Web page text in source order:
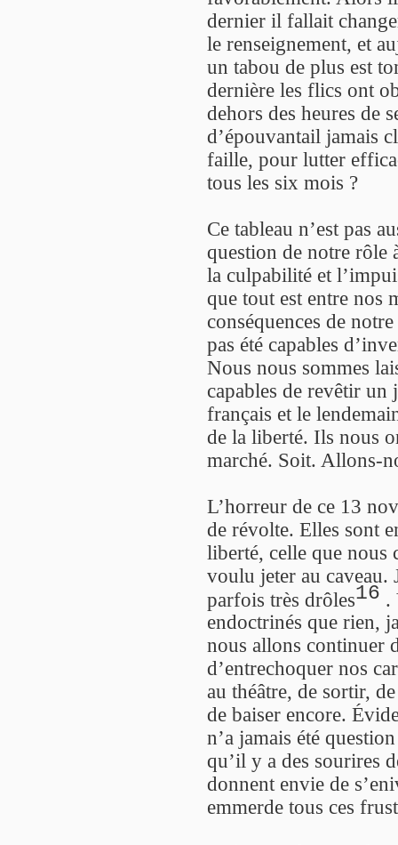
dernier il fallait
le renseignement, et
un tabou de plus est
dernière les flics ont
dehors des heures de
d’épouvantail jamais
faille, pour lutter
tous les six mois ?
Ce tableau n’est pas
question de notre rôle
la culpabilité et
que tout est entre nos
conséquences de
pas été capables
Nous nous sommes
capables de revêtir un
français et le
de la liberté. Ils nous
marché. Soit. Allons-
L’horreur de ce 13
de révolte. Elles sont
liberté, celle que nous
voulu jeter au caveau.
parfois très drôles16 .
endoctrinés que rien,
nous allons continuer
d’entrechoquer nos
au théâtre, de sortir,
de baiser encore.
n’a jamais été
qu’il y a des sourires
donnent envie de
emmerde tous ces